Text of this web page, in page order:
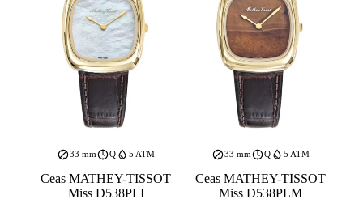
33 mm Q 5 ATM
Ceas MATHEY-TISSOT
Miss D538PLI
33 mm Q 5 ATM
Ceas MATHEY-TISSOT
Miss D538PLM